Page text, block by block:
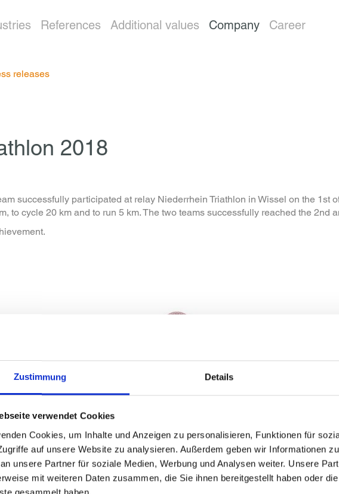
Zustimmung Details
verwendet Cookies
Cookies, um Inhalte und Anzeigen zu personalisieren, Funktionen für
auf unsere Website zu analysieren. Außerdem geben wir Informationen
unsere Partner für soziale Medien, Werbung und Analysen weiter. Unsere
mit weiteren Daten zusammen, die Sie ihnen bereitgestellt haben oder
References Additional values Company Career
releases
2018
successfully participated at relay Niederrhein Triathlon in Wissel on the 1st
to cycle 20 km and to run 5 km. The two teams successfully reached the 2nd
will be pleased to advise you.